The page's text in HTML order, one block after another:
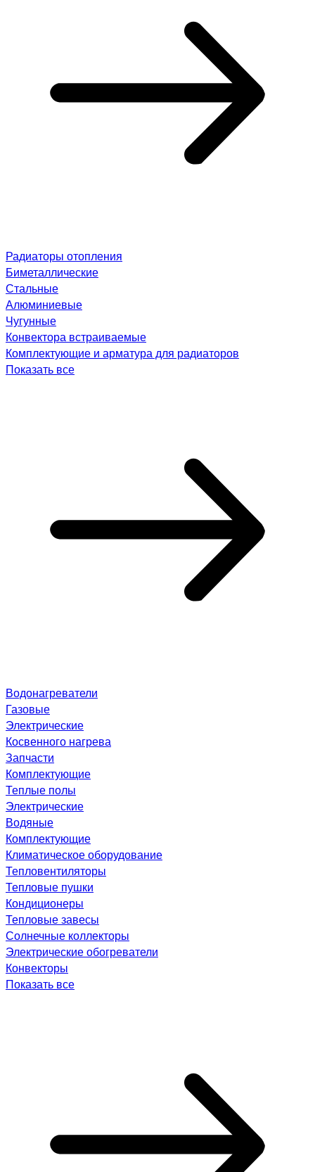
Радиаторы отопления
Биметаллические
Стальные
Алюминиевые
Чугунные
Конвектора встраиваемые
Комплектующие и арматура для радиаторов
Показать все
Водонагреватели
Газовые
Электрические
Косвенного нагрева
Запчасти
Комплектующие
Теплые полы
Электрические
Водяные
Комплектующие
Климатическое оборудование
Тепловентиляторы
Тепловые пушки
Кондиционеры
Тепловые завесы
Солнечные коллекторы
Электрические обогреватели
Конвекторы
Показать все